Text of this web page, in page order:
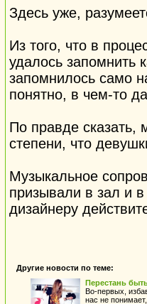
Здесь уже,
Из того, что в
удалось запомнить
запомнилось само
понятно, в чем-то
По правде сказать,
степени, что
Музыкальное
призывали в зал и
дизайнеру
Другие новости по теме:
Перестань
Во-первых,
нас не понимает,